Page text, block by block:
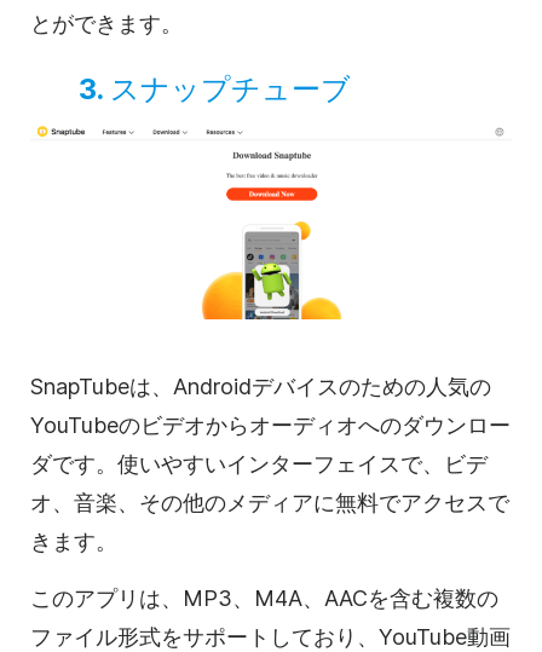
とができます。
3. スナップチューブ
SnapTubeは、Androidデバイスのための人気の
YouTubeのビデオからオーディオへのダウンロー
ダです。使いやすいインターフェイスで、ビデ
オ、音楽、その他のメディアに無料でアクセスで
きます。
このアプリは、MP3、M4A、AACを含む複数の
ファイル形式をサポートしており、YouTube動画